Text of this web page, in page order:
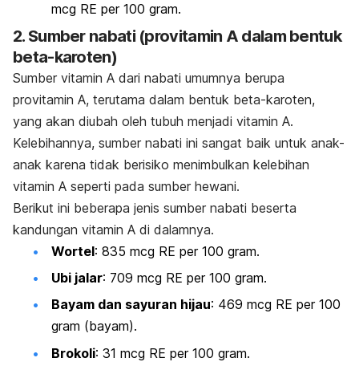
mcg RE per 100 gram.
2. Sumber nabati (provitamin A dalam bentuk
beta-karoten)
Sumber vitamin A dari nabati umumnya berupa
provitamin A, terutama dalam bentuk beta-karoten,
yang akan diubah oleh tubuh menjadi vitamin A.
Kelebihannya, sumber nabati ini sangat baik untuk anak-
anak karena tidak berisiko menimbulkan kelebihan
vitamin A seperti pada sumber hewani.
Berikut ini beberapa jenis sumber nabati beserta
kandungan vitamin A di dalamnya.
Wortel: 835 mcg RE per 100 gram.
Ubi jalar: 709 mcg RE per 100 gram.
Bayam dan sayuran hijau: 469 mcg RE per 100
gram (bayam).
Brokoli: 31 mcg RE per 100 gram.